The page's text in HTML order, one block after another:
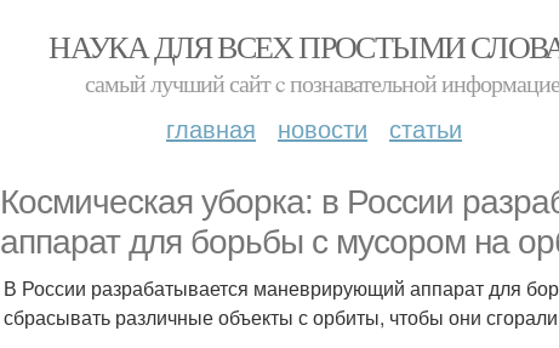
НАУКА ДЛЯ ВСЕХ ПРОСТЫМИ
самый лучший сайт c познавательной
главная новости статьи
Космическая уборка: в России
аппарат для борьбы с мусором на
В России разрабатывается маневрирующий аппарат для
сбрасывать различные объекты с орбиты, чтобы они